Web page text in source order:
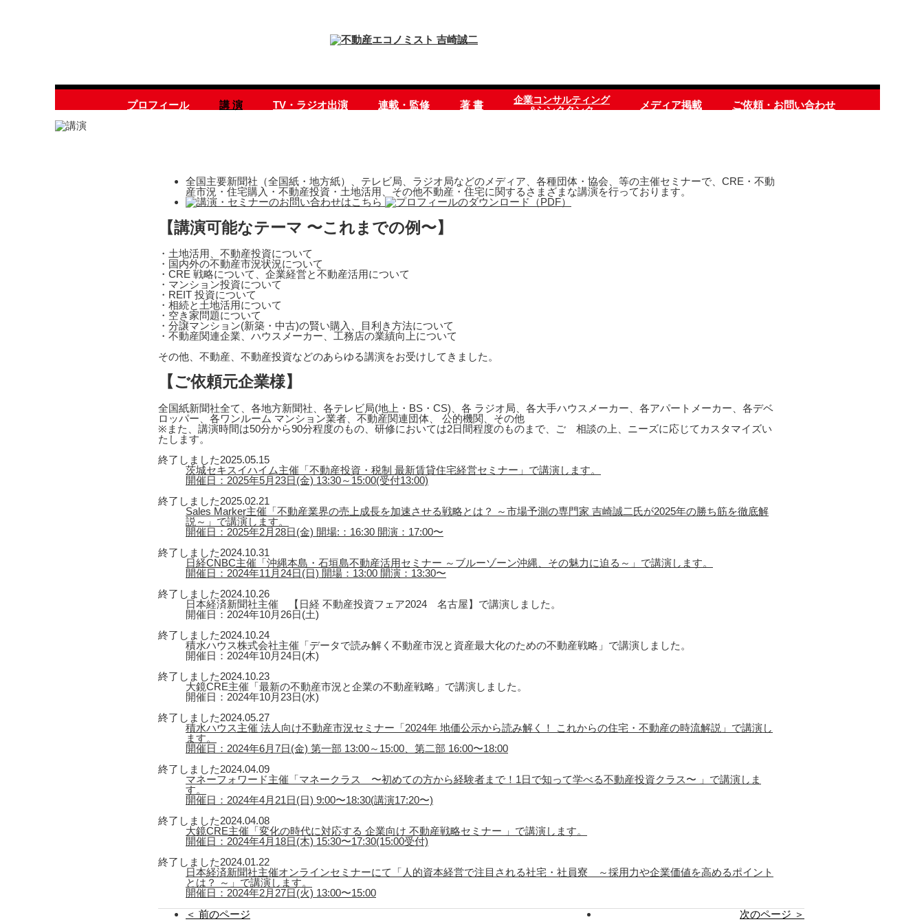
プロフィール 講 演 TV・ラジオ出演 連載・監修 著 書
企業コンサルティング
&シンクタンク
メディア掲載 ご依頼・お問い合わせ
全国主要新聞社（全国紙・地方紙）、テレビ局、ラジオ局などのメディア、各種団体・協会、等の主催セミナーで、CRE・不動
産市況・住宅購入・不動産投資・土地活用、その他不動産・住宅に関するさまざまな講演を行っております。
【講演可能なテーマ 〜これまでの例〜】
・土地活用、不動産投資について
・国内外の不動産市況状況について
・CRE 戦略について、企業経営と不動産活用について
・マンション投資について
・REIT 投資について
・相続と土地活用について
・空き家問題について
・分譲マンション(新築・中古)の賢い購入、目利き方法について
・不動産関連企業、ハウスメーカー、工務店の業績向上について
その他、不動産、不動産投資などのあらゆる講演をお受けしてきました。
【ご依頼元企業様】
全国紙新聞社全て、各地方新聞社、各テレビ局(地上・BS・CS)、各 ラジオ局、各大手ハウスメーカー、各アパートメーカー、各デベ
ロッパー、各ワンルーム マンション業者、不動産関連団体、 公的機関、その他
※また、講演時間は50分から90分程度のもの、研修においては2日間程度のものまで、ご゙相談の上、ニーズに応じてカスタマイズい
たします。
終了しました2025.05.15
茨城セキスイハイム主催「不動産投資・税制 最新賃貸住宅経営セミナー」で講演します。
開催日：2025年5月23日(金) 13:30～15:00(受付13:00)
終了しました2025.02.21
Sales Marker主催「不動産業界の売上成長を加速させる戦略とは？ ～市場予測の専門家 吉崎誠二氏が2025年の勝ち筋を徹底解
説～」で講演します。
開催日：2025年2月28日(金) 開場:：16:30 開演：17:00〜
終了しました2024.10.31
日経CNBC主催「沖縄本島・石垣島不動産活用セミナー ～ブルーゾーン沖縄、その魅力に迫る～」で講演します。
開催日：2024年11月24日(日) 開場：13:00 開演：13:30〜
終了しました2024.10.26
日本経済新聞社主催 【日経 不動産投資フェア2024 名古屋】で講演しました。
開催日：2024年10月26日(土)
終了しました2024.10.24
積水ハウス株式会社主催「データで読み解く不動産市況と資産最大化のための不動産戦略」で講演しました。
開催日：2024年10月24日(木)
終了しました2024.10.23
大鏡CRE主催「最新の不動産市況と企業の不動産戦略」で講演しました。
開催日：2024年10月23日(水)
終了しました2024.05.27
積水ハウス主催 法人向け不動産市況セミナー「2024年 地価公示から読み解く！ これからの住宅・不動産の時流解説」で講演し
ます。
開催日：2024年6月7日(金) 第一部 13:00～15:00、第二部 16:00〜18:00
終了しました2024.04.09
マネーフォワード主催「マネークラス 〜初めての方から経験者まで！1日で知って学べる不動産投資クラス〜 」で講演しま
す。
開催日：2024年4月21日(日) 9:00〜18:30(講演17:20〜)
終了しました2024.04.08
大鏡CRE主催「変化の時代に対応する 企業向け 不動産戦略セミナー 」で講演します。
開催日：2024年4月18日(木) 15:30〜17:30(15:00受付)
終了しました2024.01.22
日本経済新聞社主催オンラインセミナーにて「人的資本経営で注目される社宅・社員寮 ～採用力や企業価値を高めるポイント
とは？ ～」で講演します。
開催日：2024年2月27日(火) 13:00〜15:00
＜ 前のページ
次のページ ＞